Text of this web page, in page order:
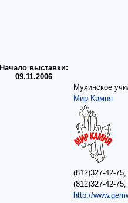
Начало выставки:
09.11.2006
Мухинское
Мир Камня
(812)327-42-
(812)327-42-
http://